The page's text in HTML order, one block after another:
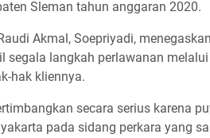
Sleman tahun anggaran 2020.
Akmal, Soepriyadi,
segala langkah perlawanan
hak kliennya.
secara serius karena
pada sidang perkara yang